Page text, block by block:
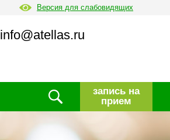
Версия для слабовидящих
info@atellas.ru
запись на
прием